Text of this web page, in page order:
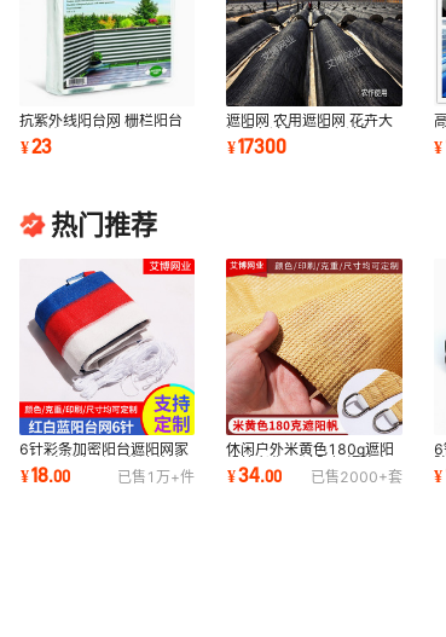
抗紫外线阳台网 栅栏阳台
网 耐候耐腐射阳台网
¥23
遮阳网 农用遮阳网 花卉大
棚黑色遮阳网 黑色遮阴网
耐候寿命长
¥17300 ¥
热门推荐
6针彩条加密阳台遮阳网家
用PE包边打孔园艺遮荫遮
光网抗老化降温
¥18.00 已售 1万+件
休闲户外米黄色180g遮阳
帆抗老化PE遮阳棚帆防水
防晒帆布遮阳网
¥34.00 已售2000+套
6
¥